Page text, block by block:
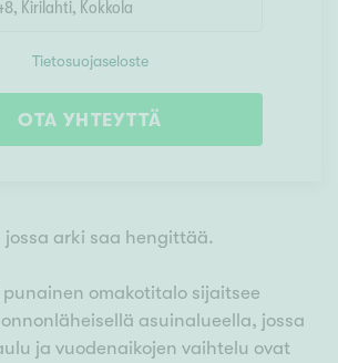
Tietosuojaseloste
OTA YHTEYTTÄ
jossa arki saa hengittää.
omakotitalo sijaitsee
asuinalueella, jossa
ja vuodenaikojen vaihtelu ovat